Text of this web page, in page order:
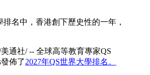
名中，香港創下歷史性的一年，
通社/ -- 全球高等教育專家QS
發佈了2027年QS世界大學排名。